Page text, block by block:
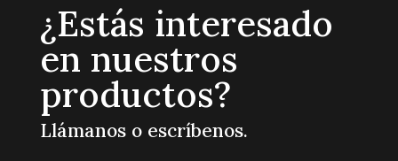
¿Estás interesado
en nuestros
productos?
Llámanos o escríbenos.